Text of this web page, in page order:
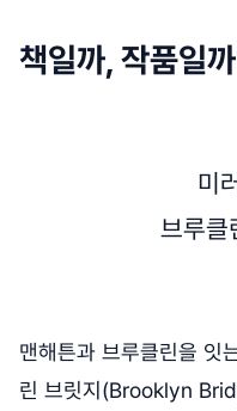
책일까, 작품일
미
브루클
맨해튼과 브루클린을 잇
린 브릿지(Brooklyn